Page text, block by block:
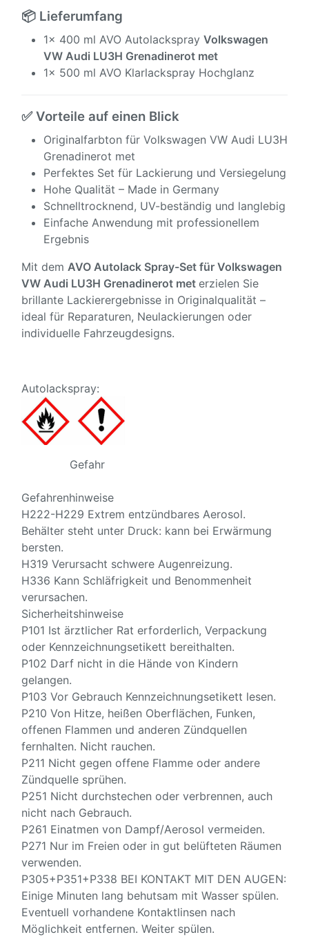
📦 Lieferumfang
1x 400 ml AVO Autolackspray Volkswagen
VW Audi LU3H Grenadinerot met
1x 500 ml AVO Klarlackspray Hochglanz
✅ Vorteile auf einen Blick
Originalfarbton für Volkswagen VW Audi LU3H
Grenadinerot met
Perfektes Set für Lackierung und Versiegelung
Hohe Qualität – Made in Germany
Schnelltrocknend, UV-beständig und langlebig
Einfache Anwendung mit professionellem
Ergebnis
Mit dem AVO Autolack Spray-Set für Volkswagen
VW Audi LU3H Grenadinerot met erzielen Sie
brillante Lackierergebnisse in Originalqualität –
ideal für Reparaturen, Neulackierungen oder
individuelle Fahrzeugdesigns.
Autolackspray:
Gefahr
Gefahrenhinweise
H222-H229 Extrem entzündbares Aerosol.
Behälter steht unter Druck: kann bei Erwärmung
bersten.
H319 Verursacht schwere Augenreizung.
H336 Kann Schläfrigkeit und Benommenheit
verursachen.
Sicherheitshinweise
P101 Ist ärztlicher Rat erforderlich, Verpackung
oder Kennzeichnungsetikett bereithalten.
P102 Darf nicht in die Hände von Kindern
gelangen.
P103 Vor Gebrauch Kennzeichnungsetikett lesen.
P210 Von Hitze, heißen Oberflächen, Funken,
offenen Flammen und anderen Zündquellen
fernhalten. Nicht rauchen.
P211 Nicht gegen offene Flamme oder andere
Zündquelle sprühen.
P251 Nicht durchstechen oder verbrennen, auch
nicht nach Gebrauch.
P261 Einatmen von Dampf/Aerosol vermeiden.
P271 Nur im Freien oder in gut belüfteten Räumen
verwenden.
P305+P351+P338 BEI KONTAKT MIT DEN AUGEN:
Einige Minuten lang behutsam mit Wasser spülen.
Eventuell vorhandene Kontaktlinsen nach
Möglichkeit entfernen. Weiter spülen.